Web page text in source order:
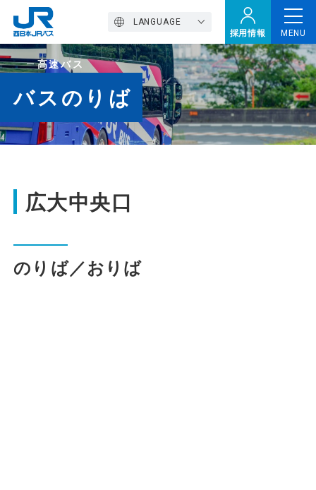
採用情報
LANGUAGE
MENU
トップページ
西バスの魅力
高速バス
定期観光バス
高速バス
バスのりば
広大中央口
のりば／おりば